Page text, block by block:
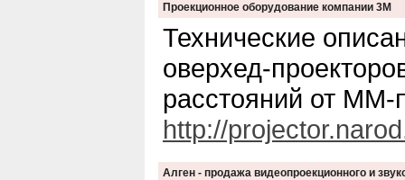
Проекционное оборудование компании 3М
Технические
оверхед-
расстояний от ММ-
http://
Aлген - продажа видеопроекционного и